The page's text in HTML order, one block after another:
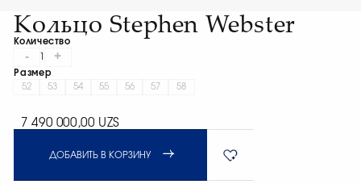
Кольцо Stephen Webster
Количество
- +
Размер
52
53 54 55 56 57 58
7 490 000,00 UZS
ДОБАВИТЬ В КОРЗИНУ